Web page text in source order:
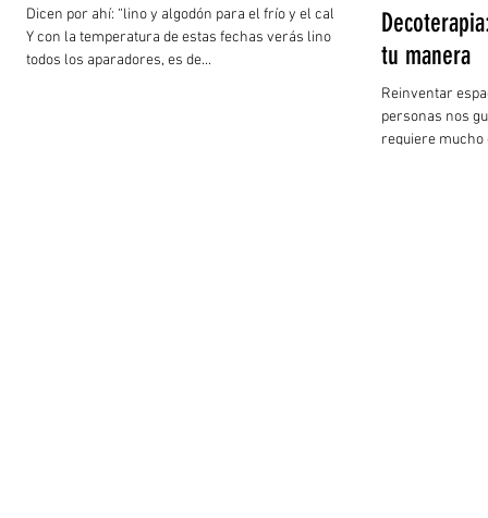
Dicen por ahí: “lino y algodón para el frío y el calor”.
Y con la temperatura de estas fechas verás lino en
todos los aparadores, es de...
tu manera
Reinventar
personas nos
requiere mucho